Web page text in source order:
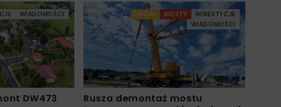
WIADOMOŚCI
DW473
DROGI MOSTY
INWESTYCJE
WIADOMOŚCI
Rusza demontaż mostu